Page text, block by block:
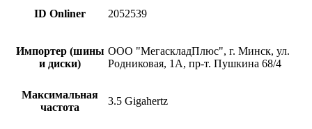
ID Onliner 2052539
Импортер (шины
и диски)
ООО "МегаскладПлюс", г. Минск, ул.
Родниковая, 1А, пр-т. Пушкина 68/4
Максимальная
частота
3.5 Gigahertz